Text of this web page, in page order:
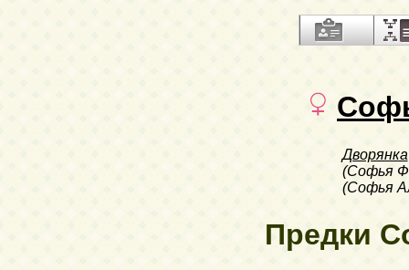
Дворянка
(Софья
(Софья
Предки